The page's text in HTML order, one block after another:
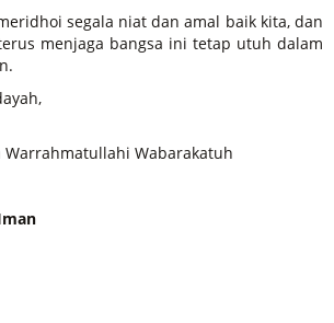
segala niat dan amal baik kita, dan
menjaga bangsa ini tetap utuh dalam
Warrahmatullahi Wabarakatuh